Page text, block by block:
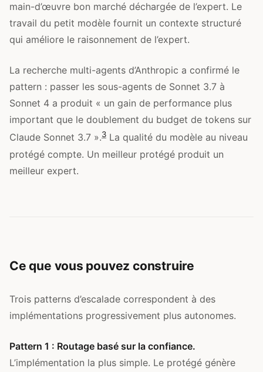
main-d’œuvre bon marché déchargée de l’expert. Le
travail du petit modèle fournit un contexte structuré
qui améliore le raisonnement de l’expert.
La recherche multi-agents d’Anthropic a confirmé le
pattern : passer les sous-agents de Sonnet 3.7 à
Sonnet 4 a produit « un gain de performance plus
important que le doublement du budget de tokens sur
Claude Sonnet 3.7 ».3 La qualité du modèle au niveau
protégé compte. Un meilleur protégé produit un
meilleur expert.
Ce que vous pouvez construire
Trois patterns d’escalade correspondent à des
implémentations progressivement plus autonomes.
Pattern 1 : Routage basé sur la confiance.
L’implémentation la plus simple. Le protégé génère